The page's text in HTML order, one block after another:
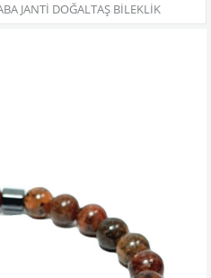
JANTİ DOĞALTAŞ BİLEKLİK